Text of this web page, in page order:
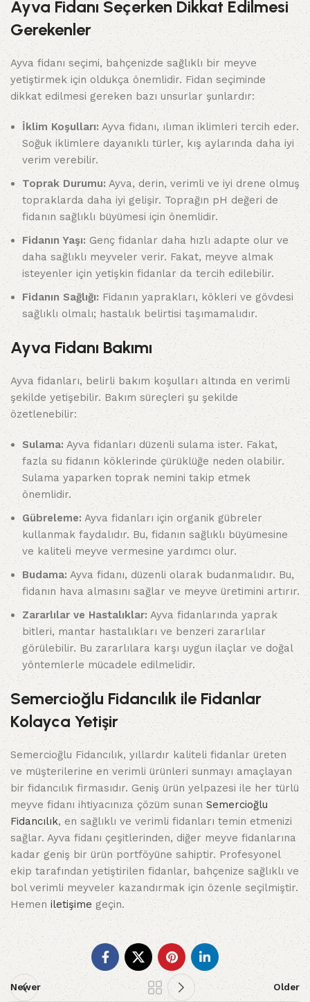
Ayva Fidanı Seçerken Dikkat Edilmesi
Gerekenler
Ayva fidanı seçimi, bahçenizde sağlıklı bir meyve
yetiştirmek için oldukça önemlidir. Fidan seçiminde
dikkat edilmesi gereken bazı unsurlar şunlardır:
İklim Koşulları: Ayva fidanı, ılıman iklimleri tercih eder.
Soğuk iklimlere dayanıklı türler, kış aylarında daha iyi
verim verebilir.
Toprak Durumu: Ayva, derin, verimli ve iyi drene olmuş
topraklarda daha iyi gelişir. Toprağın pH değeri de
fidanın sağlıklı büyümesi için önemlidir.
Fidanın Yaşı: Genç fidanlar daha hızlı adapte olur ve
daha sağlıklı meyveler verir. Fakat, meyve almak
isteyenler için yetişkin fidanlar da tercih edilebilir.
Fidanın Sağlığı: Fidanın yaprakları, kökleri ve gövdesi
sağlıklı olmalı; hastalık belirtisi taşımamalıdır.
Ayva Fidanı Bakımı
Ayva fidanları, belirli bakım koşulları altında en verimli
şekilde yetişebilir. Bakım süreçleri şu şekilde
özetlenebilir:
Sulama: Ayva fidanları düzenli sulama ister. Fakat,
fazla su fidanın köklerinde çürüklüğe neden olabilir.
Sulama yaparken toprak nemini takip etmek
önemlidir.
Gübreleme: Ayva fidanları için organik gübreler
kullanmak faydalıdır. Bu, fidanın sağlıklı büyümesine
ve kaliteli meyve vermesine yardımcı olur.
Budama: Ayva fidanı, düzenli olarak budanmalıdır. Bu,
fidanın hava almasını sağlar ve meyve üretimini artırır.
Zararlılar ve Hastalıklar: Ayva fidanlarında yaprak
bitleri, mantar hastalıkları ve benzeri zararlılar
görülebilir. Bu zararlılara karşı uygun ilaçlar ve doğal
yöntemlerle mücadele edilmelidir.
Semercioğlu Fidancılık ile Fidanlar
Kolayca Yetişir
Semercioğlu Fidancılık, yıllardır kaliteli fidanlar üreten
ve müşterilerine en verimli ürünleri sunmayı amaçlayan
bir fidancılık firmasıdır. Geniş ürün yelpazesi ile her türlü
meyve fidanı ihtiyacınıza çözüm sunanSemercioğlu
Fidancılık, en sağlıklı ve verimli fidanları temin etmenizi
sağlar. Ayva fidanı çeşitlerinden, diğer meyve fidanlarına
kadar geniş bir ürün portföyüne sahiptir. Profesyonel
ekip tarafından yetiştirilen fidanlar, bahçenize sağlıklı ve
bol verimli meyveler kazandırmak için özenle seçilmiştir.
Hemen iletişime geçin.
Newer Older